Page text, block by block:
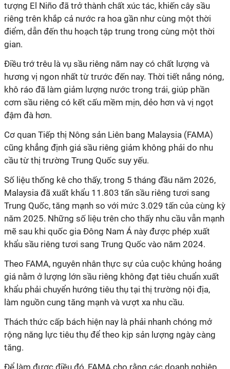
tượng El Niño đã trở thành chất xúc tác, khiến cây sầu
riêng trên khắp cả nước ra hoa gần như cùng một thời
điểm, dẫn đến thu hoạch tập trung trong cùng một thời
gian.
Điều trớ trêu là vụ sầu riêng năm nay có chất lượng và
hương vị ngon nhất từ trước đến nay. Thời tiết nắng nóng,
khô ráo đã làm giảm lượng nước trong trái, giúp phần
cơm sầu riêng có kết cấu mềm mịn, dẻo hơn và vị ngọt
đậm đà hơn.
Cơ quan Tiếp thị Nông sản Liên bang Malaysia (FAMA)
cũng khẳng định giá sầu riêng giảm không phải do nhu
cầu từ thị trường Trung Quốc suy yếu.
Số liệu thống kê cho thấy, trong 5 tháng đầu năm 2026,
Malaysia đã xuất khẩu 11.803 tấn sầu riêng tươi sang
Trung Quốc, tăng mạnh so với mức 3.029 tấn của cùng kỳ
năm 2025. Những số liệu trên cho thấy nhu cầu vẫn mạnh
mẽ sau khi quốc gia Đông Nam Á này được phép xuất
khẩu sầu riêng tươi sang Trung Quốc vào năm 2024.
Theo FAMA, nguyên nhân thực sự của cuộc khủng hoảng
giá nằm ở lượng lớn sầu riêng không đạt tiêu chuẩn xuất
khẩu phải chuyển hướng tiêu thụ tại thị trường nội địa,
làm nguồn cung tăng mạnh và vượt xa nhu cầu.
Thách thức cấp bách hiện nay là phải nhanh chóng mở
rộng năng lực tiêu thụ để theo kịp sản lượng ngày càng
tăng.
Để làm được điều đó, FAMA cho rằng các doanh nghiệp